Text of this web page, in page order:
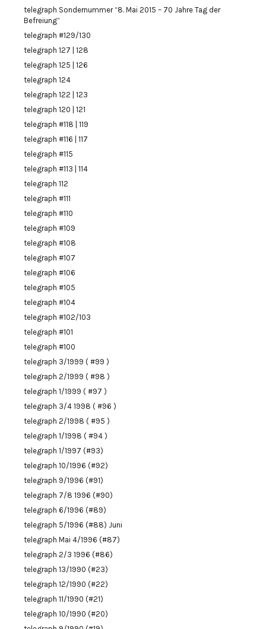
telegraph Sondernummer “8. Mai 2015 – 70 Jahre Tag der
Befreiung”
telegraph #129/130
telegraph 127 | 128
telegraph 125 | 126
telegraph 124
telegraph 122 | 123
telegraph 120 | 121
telegraph #118 | 119
telegraph #116 | 117
telegraph #115
telegraph #113 | 114
telegraph 112
telegraph #111
telegraph #110
telegraph #109
telegraph #108
telegraph #107
telegraph #106
telegraph #105
telegraph #104
telegraph #102/103
telegraph #101
telegraph #100
telegraph 3/1999 ( #99 )
telegraph 2/1999 ( #98 )
telegraph 1/1999 ( #97 )
telegraph 3/4 1998 ( #96 )
telegraph 2/1998 ( #95 )
telegraph 1/1998 ( #94 )
telegraph 1/1997 (#93)
telegraph 10/1996 (#92)
telegraph 9/1996 (#91)
telegraph 7/8 1996 (#90)
telegraph 6/1996 (#89)
telegraph 5/1996 (#88) Juni
telegraph Mai 4/1996 (#87)
telegraph 2/3 1996 (#86)
telegraph 13/1990 (#23)
telegraph 12/1990 (#22)
telegraph 11/1990 (#21)
telegraph 10/1990 (#20)